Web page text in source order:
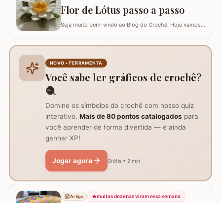
Tamanho do trabalho pronto: 60 cm de…
Flor de Lótus passo a passo
Seja muito bem-vindo ao Blog do Crochê! Hoje vamos
crie uma peça volumosa e encantadora, perfeita para
trilhos de mesa, aplicações em tapetes ou…
NOVO • FERRAMENTA
Você sabe ler gráficos de crochê?
🧶
Domine os símbolos do crochê com nosso quiz
interativo. Mais de 80 pontos catalogados para
você aprender de forma divertida — e ainda
ganhar XP!
Jogar agora Grátis • 2 min
Artigo 🔥muitas dezenas viram essa semana